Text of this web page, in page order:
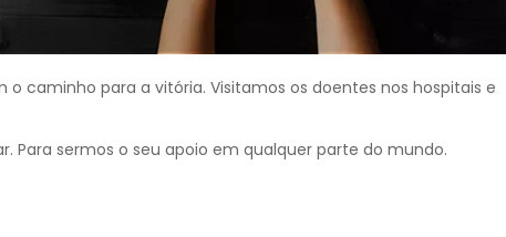
o caminho para a vitória. Visitamos os doentes nos hospitais e
Para sermos o seu apoio em qualquer parte do mundo.